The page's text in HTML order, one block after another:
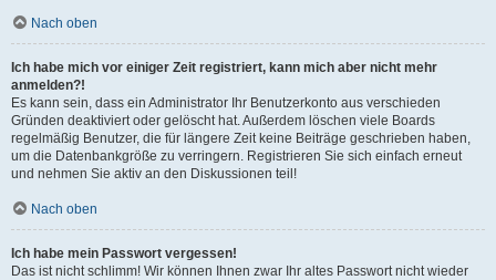
Nach oben
Ich habe mich vor einiger Zeit registriert, kann mich aber nicht mehr
anmelden?!
Es kann sein, dass ein Administrator Ihr Benutzerkonto aus verschieden
Gründen deaktiviert oder gelöscht hat. Außerdem löschen viele Boards
regelmäßig Benutzer, die für längere Zeit keine Beiträge geschrieben haben,
um die Datenbankgröße zu verringern. Registrieren Sie sich einfach erneut
und nehmen Sie aktiv an den Diskussionen teil!
Nach oben
Ich habe mein Passwort vergessen!
Das ist nicht schlimm! Wir können Ihnen zwar Ihr altes Passwort nicht wieder